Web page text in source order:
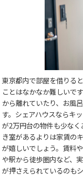
東京都内で部屋を借りる
ことはなかなか難しいで
から離れていたり、お風
す。シェアハウスならキ
が2万円台の物件も少な
き室があるよりは家賃の
が嬉しいでしょう。賃料
や駅から徒歩圏内など、
が押さえられているのも